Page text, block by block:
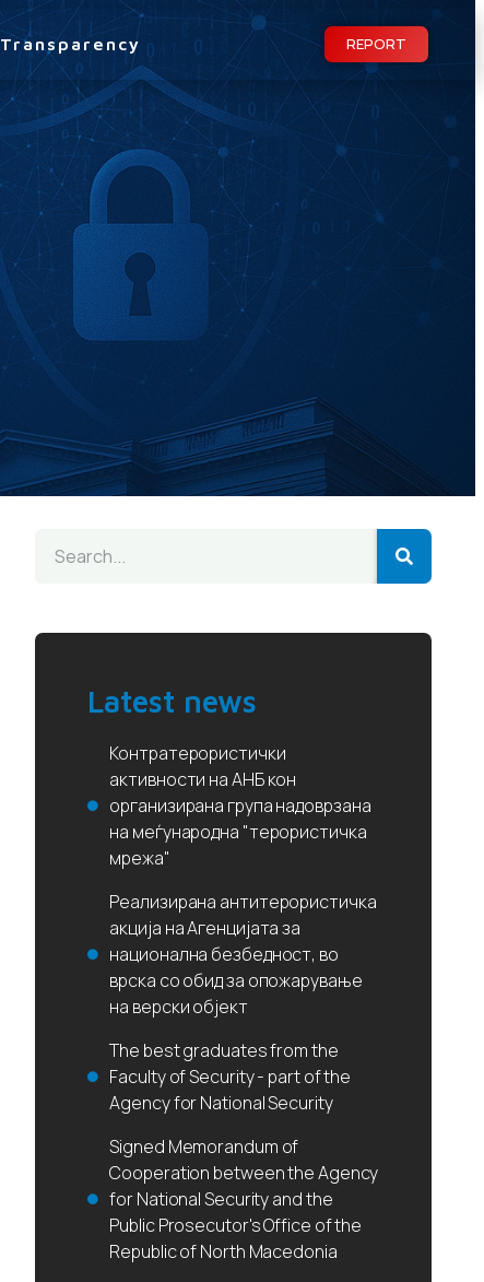
Transparency REPORT
Latest news
Контратерористички
активности на АНБ кон
организирана група надоврзана
на меѓународна "терористичка
мрежа"
Реализирана антитерористичка
акција на Агенцијата за
национална безбедност, во
врска со обид за опожарување
на верски објект
The best graduates from the
Faculty of Security - part of the
Agency for National Security
Signed Memorandum of
Cooperation between the Agency
for National Security and the
Public Prosecutor's Office of the
Republic of North Macedonia